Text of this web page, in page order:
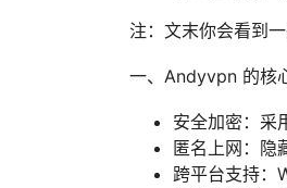
注：文末你会看到
一、Andyvpn 的核
安全加密：采
匿名上网：隐
跨平台支持：